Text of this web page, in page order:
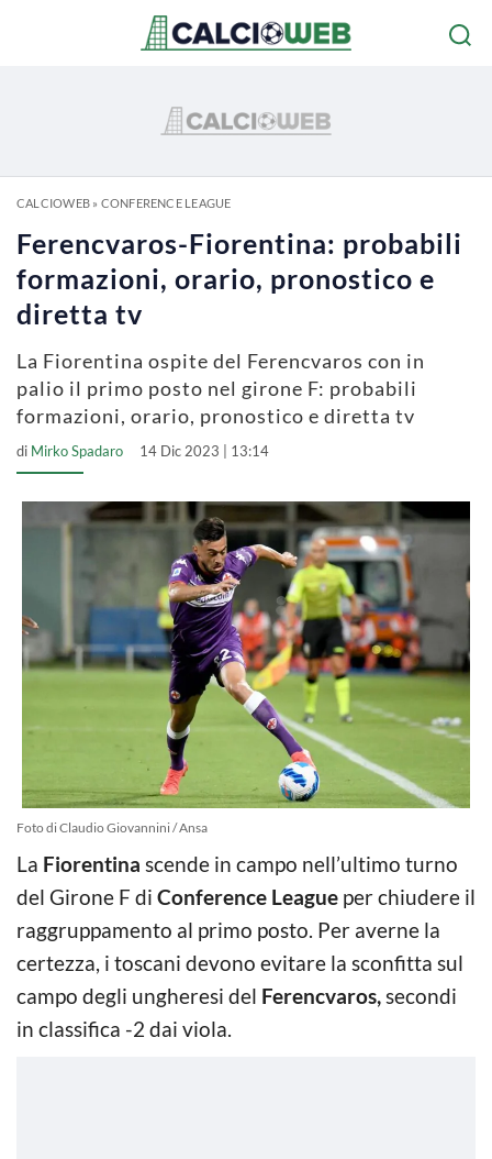
CALCIOWEB» CONFERENCE LEAGUE
Ferencvaros-Fiorentina: probabili
formazioni, orario, pronostico e
diretta tv
La Fiorentina ospite del Ferencvaros con in
palio il primo posto nel girone F: probabili
formazioni, orario, pronostico e diretta tv
di Mirko Spadaro 14 Dic 2023 | 13:14
Foto di Claudio Giovannini / Ansa
La Fiorentina scende in campo nell’ultimo turno
del Girone F di Conference League per chiudere il
raggruppamento al primo posto. Per averne la
certezza, i toscani devono evitare la sconfitta sul
campo degli ungheresi del Ferencvaros,secondi
in classifica -2 dai viola.